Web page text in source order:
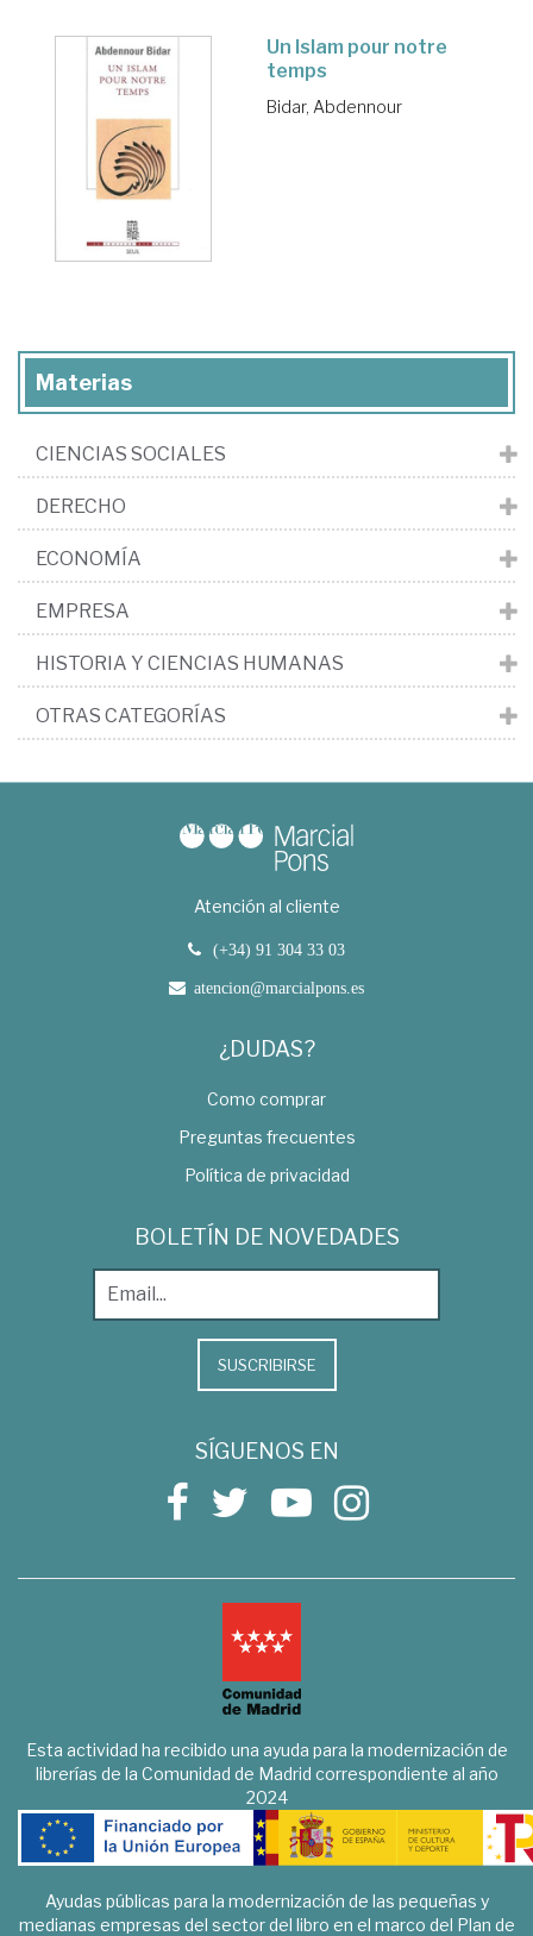
Un Islam pour notre
temps
Bidar, Abdennour
Materias
CIENCIAS SOCIALES
DERECHO
ECONOMÍA
EMPRESA
HISTORIA Y CIENCIAS HUMANAS
OTRAS CATEGORÍAS
Atención al cliente
(+34) 91 304 33 03
atencion@marcialpons.es
¿DUDAS?
Como comprar
Preguntas frecuentes
Política de privacidad
BOLETÍN DE NOVEDADES
SUSCRIBIRSE
SÍGUENOS EN
Esta actividad ha recibido una ayuda para la modernización de
librerías de la Comunidad de Madrid correspondiente al año
2024
Ayudas públicas para la modernización de las pequeñas y
medianas empresas del sector del libro en el marco del Plan de